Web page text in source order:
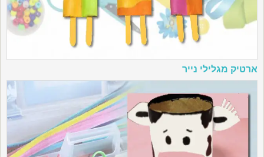
ארטיק מגלילי נייר